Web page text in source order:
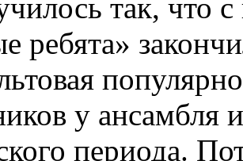
так, что
ребята»
у ансамбля
периода.